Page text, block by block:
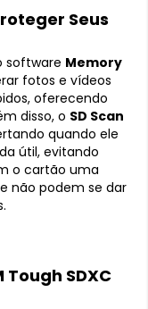
Seus
software Memory
fotos e vídeos
oferecendo
disso, o SD Scan
quando ele
útil, evitando
o cartão uma
não podem se dar
Tough SDXC